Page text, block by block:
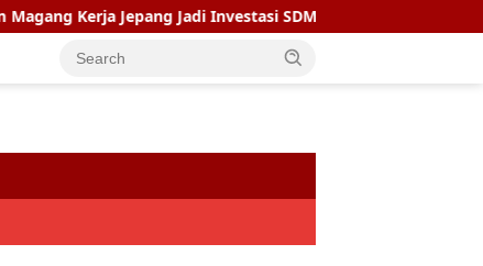
Jepang Jadi Investasi SDM Jateng